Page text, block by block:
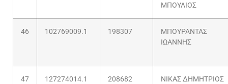
ΜΠΟΥΛΙΟΣ
46 102769009.1 198307
ΜΠΟΥΡΑΝΤΑΣ
ΙΩΑΝΝΗΣ
47 127274014.1 208682 ΝΙΚΑΣ ΔΗΜΗΤΡΙΟΣ